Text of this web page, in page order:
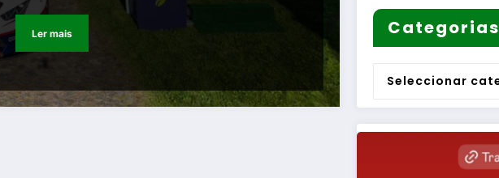
Ler mais Categorias
Categorias